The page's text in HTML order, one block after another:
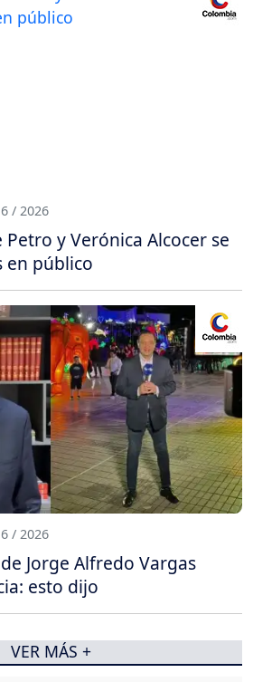
/ 2026
y Verónica Alcocer se
público
/ 2026
Jorge Alfredo Vargas
esto dijo
VER MÁS +